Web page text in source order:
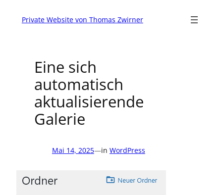
InhaltPrivate Website von Thomas Zwirner
Eine sich
automatisch
aktualisierende
Galerie
Mai 14, 2025—in WordPress